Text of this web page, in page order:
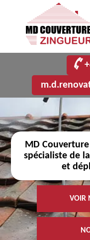
MD
spécialiste de
et
VOIR